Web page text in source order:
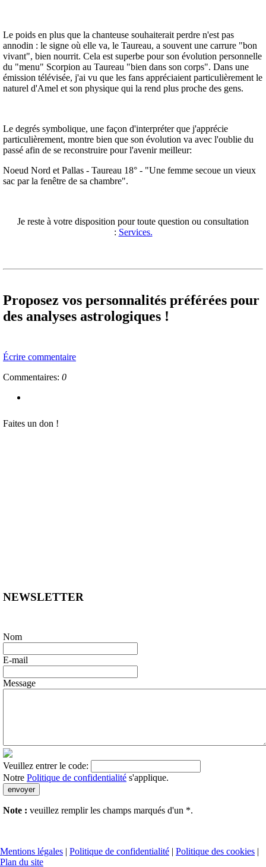
Le poids en plus que la chanteuse souhaiterait perdre n'est pas
annodin : le signe où elle va, le Taureau, a souvent une carrure "bon
vivant", bien nourrit. Cela est superbe pour son évolution personnelle
du "menu" Scorpion au Taureau "bien dans son corps". Dans une
émission télévisée, j'ai vu que les fans appréciaient particulièrement le
naturel d'Amel et son physique qui la rend plus proche des gens.
Le degrés symbolique, une façon d'interpréter que j'apprécie
particulièrement, montre bien que son évolution va avec l'oublie du
passé afin de se reconstruire pour l'avenir meilleur:
Noeud Nord et Pallas - Taureau 18° - "Une femme secoue un vieux
sac par la fenêtre de sa chambre".
Je reste à votre disposition pour toute question ou consultation
: Services.
Proposez vos personnalités préférées pour
des analyses astrologiques !
Écrire commentaire
Commentaires: 0
Faites un don !
NEWSLETTER
Nom
E-mail
Message
Veuillez entrer le code:
Notre Politique de confidentialité s'applique.
Note : veuillez remplir les champs marqués d'un *.
Mentions légales | Politique de confidentialité | Politique des cookies |
Plan du site